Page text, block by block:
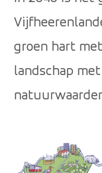
groen hart
landschap